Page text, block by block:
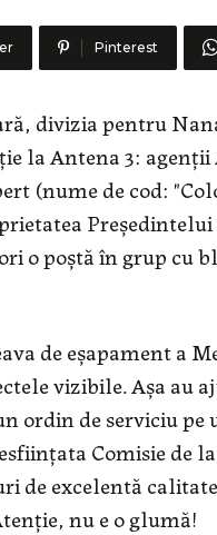
Pinterest
divizia pentru
la Antena 3:
(nume de cod:
Preşedintelui
o poştă în grup cu
de eşapament a
vizibile. Aşa au
ordin de serviciu pe
Comisie de
de excelentă
nu e o glumă!